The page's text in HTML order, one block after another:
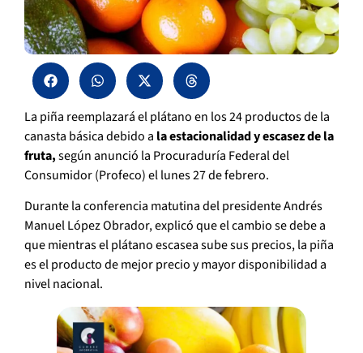
La piña reemplazará el plátano en los 24 productos de la
canasta básica debido a la estacionalidad y escasez de la
fruta,según anunció la Procuraduría Federal del
Consumidor (Profeco) el lunes 27 de febrero.
Durante la conferencia matutina del presidente Andrés
Manuel López Obrador, explicó que el cambio se debe a
que mientras el plátano escasea sube sus precios, la piña
es el producto de mejor precio y mayor disponibilidad a
nivel nacional.